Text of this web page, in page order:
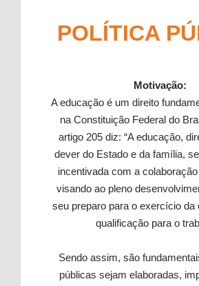
POLÍTICA
Motivação:
A educação é um direito
na Constituição Federal do
artigo 205 diz: “A educação,
dever do Estado e da família,
incentivada com a
visando ao pleno
seu preparo para o exercício da
qualificação para o
Sendo assim, são
públicas sejam elaboradas,